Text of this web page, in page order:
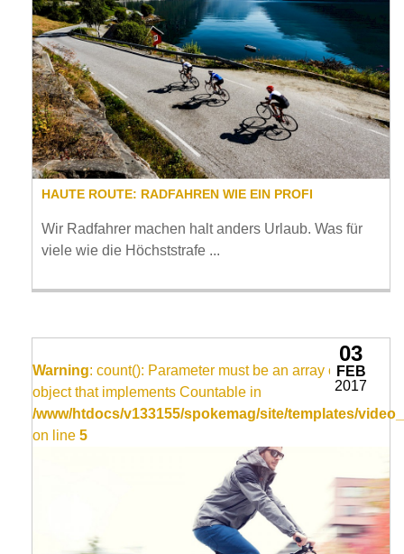
HAUTE ROUTE: RADFAHREN WIE EIN PROFI
Wir Radfahrer machen halt anders Urlaub. Was für
viele wie die Höchststrafe ...
Warning: count(): Parameter must be an array or an
object that implements Countable in
/www/htdocs/v133155/spokemag/site/templates/
on line 5
03
FEB
2017